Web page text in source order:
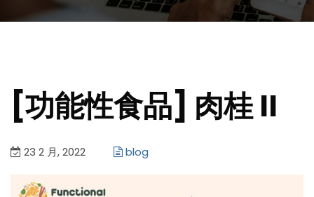
[功能性食品] 肉桂 II
23 2 月, 2022 blog